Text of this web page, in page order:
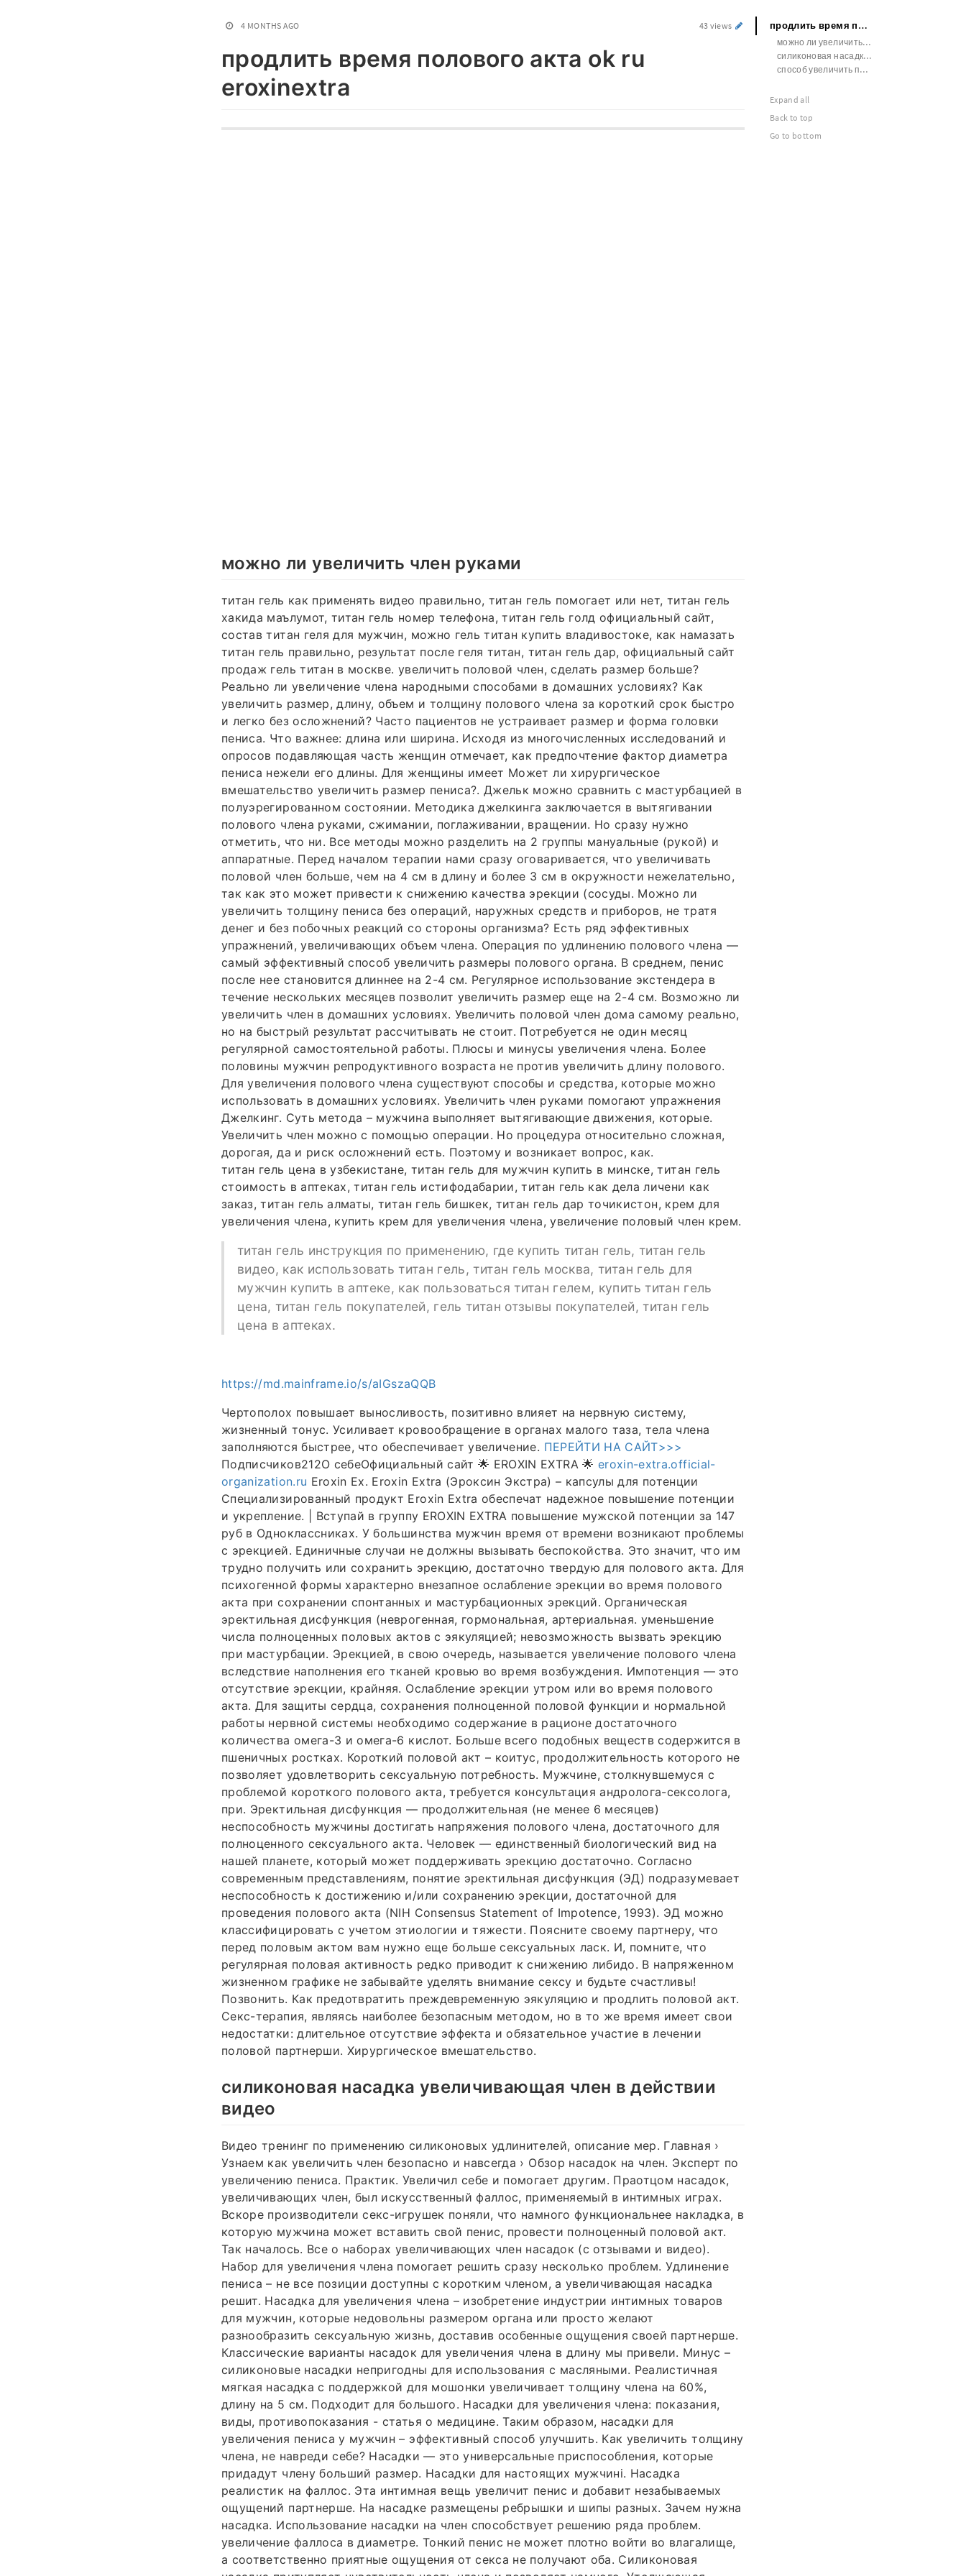
4 MONTHS AGO 43 views
продлить время полового акта ok ru
eroxinextra
можно ли увеличить член руками
титан гель как применять видео правильно, титан гель помогает или нет, титан гель
хакида маълумот, титан гель номер телефона, титан гель голд официальный сайт,
состав титан геля для мужчин, можно гель титан купить владивостоке, как намазать
титан гель правильно, результат после геля титан, титан гель дар, официальный сайт
продаж гель титан в москве. увеличить половой член, сделать размер больше?
Реально ли увеличение члена народными способами в домашних условиях? Как
увеличить размер, длину, объем и толщину полового члена за короткий срок быстро
и легко без осложнений? Часто пациентов не устраивает размер и форма головки
пениса. Что важнее: длина или ширина. Исходя из многочисленных исследований и
опросов подавляющая часть женщин отмечает, как предпочтение фактор диаметра
пениса нежели его длины. Для женщины имеет Может ли хирургическое
вмешательство увеличить размер пениса?. Джельк можно сравнить с мастурбацией в
полуэрегированном состоянии. Методика джелкинга заключается в вытягивании
полового члена руками, сжимании, поглаживании, вращении. Но сразу нужно
отметить, что ни. Все методы можно разделить на 2 группы мануальные (рукой) и
аппаратные. Перед началом терапии нами сразу оговаривается, что увеличивать
половой член больше, чем на 4 см в длину и более 3 см в окружности нежелательно,
так как это может привести к снижению качества эрекции (сосуды. Можно ли
увеличить толщину пениса без операций, наружных средств и приборов, не тратя
денег и без побочных реакций со стороны организма? Есть ряд эффективных
упражнений, увеличивающих объем члена. Операция по удлинению полового члена —
самый эффективный способ увеличить размеры полового органа. В среднем, пенис
после нее становится длиннее на 2-4 см. Регулярное использование экстендера в
течение нескольких месяцев позволит увеличить размер еще на 2-4 см. Возможно ли
увеличить член в домашних условиях. Увеличить половой член дома самому реально,
но на быстрый результат рассчитывать не стоит. Потребуется не один месяц
регулярной самостоятельной работы. Плюсы и минусы увеличения члена. Более
половины мужчин репродуктивного возраста не против увеличить длину полового.
Для увеличения полового члена существуют способы и средства, которые можно
использовать в домашних условиях. Увеличить член руками помогают упражнения
Джелкинг. Суть метода – мужчина выполняет вытягивающие движения, которые.
Увеличить член можно с помощью операции. Но процедура относительно сложная,
дорогая, да и риск осложнений есть. Поэтому и возникает вопрос, как.
титан гель цена в узбекистане, титан гель для мужчин купить в минске, титан гель
стоимость в аптеках, титан гель истифодабарии, титан гель как дела личени как
заказ, титан гель алматы, титан гель бишкек, титан гель дар точикистон, крем для
увеличения члена, купить крем для увеличения члена, увеличение половый член крем.
титан гель инструкция по применению, где купить титан гель, титан гель
видео, как использовать титан гель, титан гель москва, титан гель для
мужчин купить в аптеке, как пользоваться титан гелем, купить титан гель
цена, титан гель покупателей, гель титан отзывы покупателей, титан гель
цена в аптеках.
https://md.mainframe.io/s/aIGszaQQB
Чертополох повышает выносливость, позитивно влияет на нервную систему,
жизненный тонус. Усиливает кровообращение в органах малого таза, тела члена
заполняются быстрее, что обеспечивает увеличение. ПЕРЕЙТИ НА САЙТ>>>
Подписчиков212О себеОфициальный сайт 🌟 EROXIN EXTRA 🌟 eroxin-extra.official-
organization.ru Eroxin Ex. Eroxin Extra (Эроксин Экстра) – капсулы для потенции
Специализированный продукт Eroxin Extra обеспечат надежное повышение потенции
и укрепление. | Вступай в группу EROXIN EXTRA повышение мужской потенции за 147
руб в Одноклассниках. У большинства мужчин время от времени возникают проблемы
с эрекцией. Единичные случаи не должны вызывать беспокойства. Это значит, что им
трудно получить или сохранить эрекцию, достаточно твердую для полового акта. Для
психогенной формы характерно внезапное ослабление эрекции во время полового
акта при сохранении спонтанных и мастурбационных эрекций. Органическая
эректильная дисфункция (неврогенная, гормональная, артериальная. уменьшение
числа полноценных половых актов с эякуляцией; невозможность вызвать эрекцию
при мастурбации. Эрекцией, в свою очередь, называется увеличение полового члена
вследствие наполнения его тканей кровью во время возбуждения. Импотенция — это
отсутствие эрекции, крайняя. Ослабление эрекции утром или во время полового
акта. Для защиты сердца, сохранения полноценной половой функции и нормальной
работы нервной системы необходимо содержание в рационе достаточного
количества омега-3 и омега-6 кислот. Больше всего подобных веществ содержится в
пшеничных ростках. Короткий половой акт – коитус, продолжительность которого не
позволяет удовлетворить сексуальную потребность. Мужчине, столкнувшемуся с
проблемой короткого полового акта, требуется консультация андролога-сексолога,
при. Эректильная дисфункция — продолжительная (не менее 6 месяцев)
неспособность мужчины достигать напряжения полового члена, достаточного для
полноценного сексуального акта. Человек — единственный биологический вид на
нашей планете, который может поддерживать эрекцию достаточно. Согласно
современным представлениям, понятие эректильная дисфункция (ЭД) подразумевает
неспособность к достижению и/или сохранению эрекции, достаточной для
проведения полового акта (NIH Consensus Statement of Impotence, 1993). ЭД можно
классифицировать с учетом этиологии и тяжести. Поясните своему партнеру, что
перед половым актом вам нужно еще больше сексуальных ласк. И, помните, что
регулярная половая активность редко приводит к снижению либидо. В напряженном
жизненном графике не забывайте уделять внимание сексу и будьте счастливы!
Позвонить. Как предотвратить преждевременную эякуляцию и продлить половой акт.
Секс-терапия, являясь наиболее безопасным методом, но в то же время имеет свои
недостатки: длительное отсутствие эффекта и обязательное участие в лечении
половой партнерши. Хирургическое вмешательство.
силиконовая насадка увеличивающая член в действии
видео
Видео тренинг по применению силиконовых удлинителей, описание мер. Главная ›
Узнаем как увеличить член безопасно и навсегда › Обзор насадок на член. Эксперт по
увеличению пениса. Практик. Увеличил себе и помогает другим. Праотцом насадок,
увеличивающих член, был искусственный фаллос, применяемый в интимных играх.
Вскоре производители секс-игрушек поняли, что намного функциональнее накладка, в
которую мужчина может вставить свой пенис, провести полноценный половой акт.
Так началось. Все о наборах увеличивающих член насадок (с отзывами и видео).
Набор для увеличения члена помогает решить сразу несколько проблем. Удлинение
пениса – не все позиции доступны с коротким членом, а увеличивающая насадка
решит. Насадка для увеличения члена – изобретение индустрии интимных товаров
для мужчин, которые недовольны размером органа или просто желают
разнообразить сексуальную жизнь, доставив особенные ощущения своей партнерше.
Классические варианты насадок для увеличения члена в длину мы привели. Минус –
силиконовые насадки непригодны для использования с масляными. Реалистичная
мягкая насадка с поддержкой для мошонки увеличивает толщину члена на 60%,
длину на 5 см. Подходит для большого. Насадки для увеличения члена: показания,
виды, противопоказания - статья о медицине. Таким образом, насадки для
увеличения пениса у мужчин – эффективный способ улучшить. Как увеличить толщину
члена, не навреди себе? Насадки — это универсальные приспособления, которые
придадут члену больший размер. Насадки для настоящих мужчинi. Насадка
реалистик на фаллос. Эта интимная вещь увеличит пенис и добавит незабываемых
ощущений партнерше. На насадке размещены ребрышки и шипы разных. Зачем нужна
насадка. Использование насадки на член способствует решению ряда проблем.
увеличение фаллоса в диаметре. Тонкий пенис не может плотно войти во влагалище,
а соответственно приятные ощущения от секса не получают оба. Силиконовая
продлить время полового акта ok ru eroxinextra
можно ли увеличить член руками
силиконовая насадка увеличивающая член в действии видео
способ увеличить половой член
Expand all
Back to top
Go to bottom